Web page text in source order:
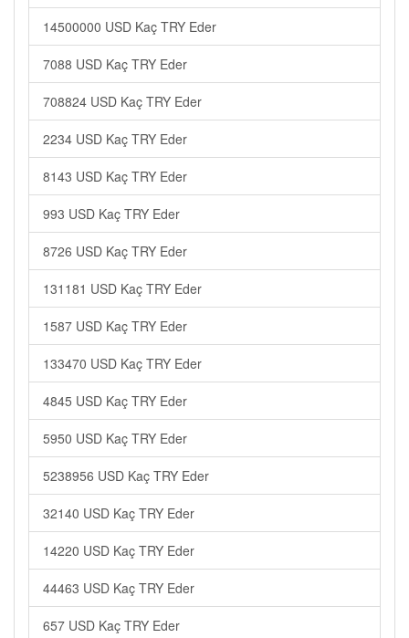
14500000 USD Kaç TRY Eder
7088 USD Kaç TRY Eder
708824 USD Kaç TRY Eder
2234 USD Kaç TRY Eder
8143 USD Kaç TRY Eder
993 USD Kaç TRY Eder
8726 USD Kaç TRY Eder
131181 USD Kaç TRY Eder
1587 USD Kaç TRY Eder
133470 USD Kaç TRY Eder
4845 USD Kaç TRY Eder
5950 USD Kaç TRY Eder
5238956 USD Kaç TRY Eder
32140 USD Kaç TRY Eder
14220 USD Kaç TRY Eder
44463 USD Kaç TRY Eder
657 USD Kaç TRY Eder